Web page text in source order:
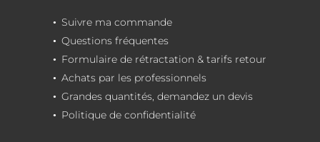
Suivre ma commande
Questions fréquentes
Formulaire de rétractation & tarifs retour
Achats par les professionnels
Grandes quantités, demandez un devis
Politique de confidentialité